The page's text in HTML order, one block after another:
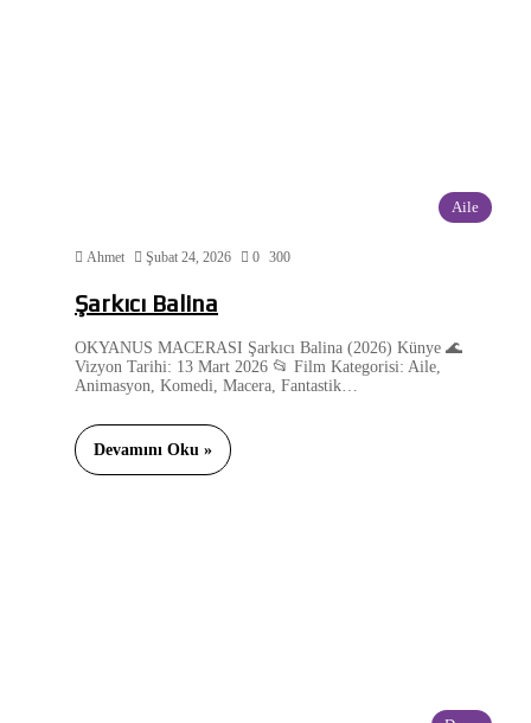
Aile
Ahmet Şubat 24, 2026 0 300
Şarkıcı Balina
OKYANUS MACERASI Şarkıcı Balina (2026) Künye 🌊
Vizyon Tarihi: 13 Mart 2026 📂 Film Kategorisi: Aile,
Animasyon, Komedi, Macera, Fantastik…
Devamını Oku »